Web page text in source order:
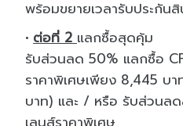
พร้อมขยายเวลารับประกัน
ต่อที่ 2 แลกซื้อสุดคุ้ม
รับส่วนลด 50% แลกซื้อ
ราคาพิเศษเพียง 8,445 บ
บาท) และ / หรือ รับส่วนล